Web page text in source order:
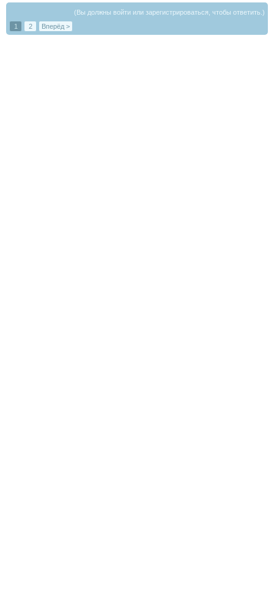
(Вы должны войти или зарегистрироваться, чтобы ответить.)
1
2 Вперёд >